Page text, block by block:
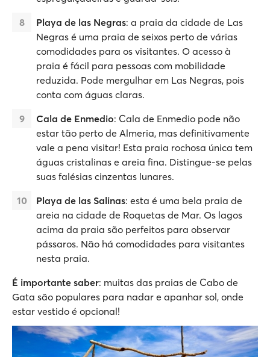
Playa de las Negras: a praia da cidade de Las
Negras é uma praia de seixos perto de várias
comodidades para os visitantes. O acesso à
praia é fácil para pessoas com mobilidade
reduzida. Pode mergulhar em Las Negras, pois
conta com águas claras.
Cala de Enmedio: Cala de Enmedio pode não
estar tão perto de Almeria, mas definitivamente
vale a pena visitar! Esta praia rochosa única tem
águas cristalinas e areia fina. Distingue-se pelas
suas falésias cinzentas lunares.
Playa de las Salinas: esta é uma bela praia de
areia na cidade de Roquetas de Mar. Os lagos
acima da praia são perfeitos para observar
pássaros. Não há comodidades para visitantes
nesta praia.
É importante saber: muitas das praias de Cabo de
Gata são populares para nadar e apanhar sol, onde
estar vestido é opcional!